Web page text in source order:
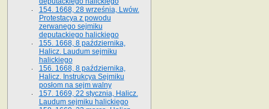
154. 1668, 28 września, Lwów.
Protestacya z powodu
zerwanego sejmiku
deputackiego halickiego
155. 1668, 8 października,
Halicz. Laudum sejmiku
halickiego
156. 1668, 8 października,
Halicz. Instrukcya Sejmiku
posłom na sejm walny
157. 1669, 22 stycznia, Halicz.
Laudum sejmiku halickiego